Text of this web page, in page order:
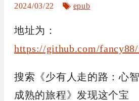
2024/03/22
标
epub
地址为：
https://github.com/
搜索《少有人走的路：心智
成熟的旅程》发现这个宝